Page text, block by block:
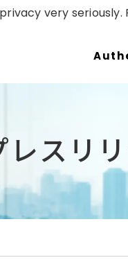
スリ
very